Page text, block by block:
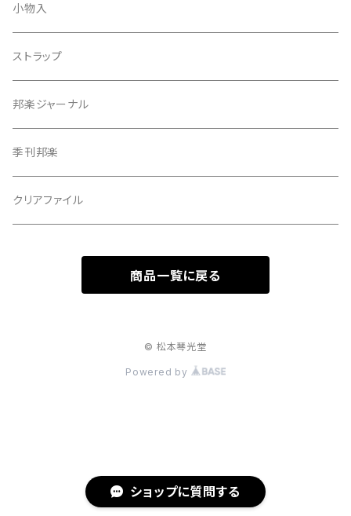
ショップに質問する
天神巾着
指すり
つぼシール
撥皮・撥皮のり
胴板
小物入
ストラップ
邦楽ジャーナル
季刊邦楽
クリアファイル
商品一覧に戻る
© 松本琴光堂
Powered by